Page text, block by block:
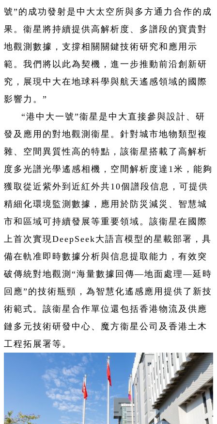
號”的成功發射是中大太空所與多方通力合作的成
果。衞星將持續提供高解析度、多譜段的寶貴對
地觀測數據，支撐相關關鍵技術研究和應用示
範。我們將以此為契機，進一步推動前沿創新研
究，展現中大在地球科學與航天遙感領域的國際
影響力。”
“港中大一號”衞星是中大直接參與設計、研
發及應用的對地觀測衞星。針對城市地物類型複
雜、空間異質性高的特點，該衞星搭載了高解析
度多光譜光學遙感相機，空間解析度達1米，能夠
獲取從近紫外到近紅外共10個譜段信息，可提供
精細化環境監測數據，應用於防災減災、智慧城
市和區域可持續發展等重要領域。該衞星在國際
上首次實現DeepSeek大語言模型的星載部署，具
備在軌准即時數據分析與信息提取能力，有效突
破傳統對地觀測“海量數據回傳—地面處理—延時
回應”的技術瓶頸，為智慧化遙感應用提供了新技
術範式。該衞星合作單位還包括香港物流及供應
鏈多元技術研發中心、魔方衞星公司及香港土木
工程拓展署等。